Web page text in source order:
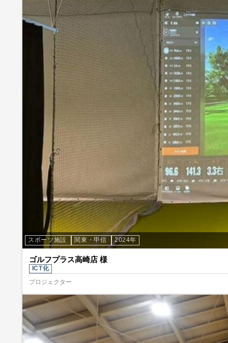
スポーツ施設 関東・甲信 2024年
ゴルフプラス高崎店 様
ICT化
プロジェクター